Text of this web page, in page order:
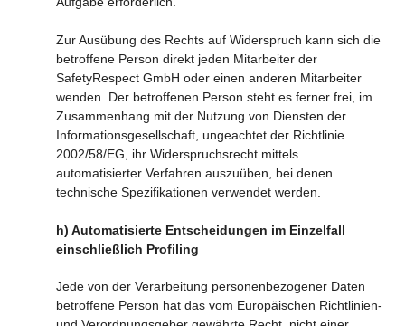
Zur Ausübung des Rechts auf Widerspruch kann sich die
betroffene Person direkt jeden Mitarbeiter der
SafetyRespect GmbH oder einen anderen Mitarbeiter
wenden. Der betroffenen Person steht es ferner frei, im
Zusammenhang mit der Nutzung von Diensten der
Informationsgesellschaft, ungeachtet der Richtlinie
2002/58/EG, ihr Widerspruchsrecht mittels
automatisierter Verfahren auszuüben, bei denen
technische Spezifikationen verwendet werden.
h) Automatisierte Entscheidungen im Einzelfall
einschließlich Profiling
Jede von der Verarbeitung personenbezogener Daten
betroffene Person hat das vom Europäischen Richtlinien-